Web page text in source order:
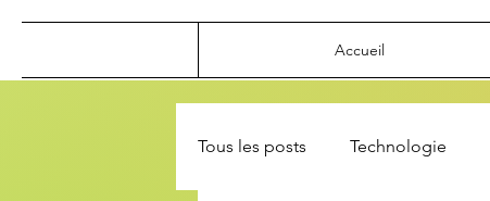
Accueil
Tous les posts Technologie